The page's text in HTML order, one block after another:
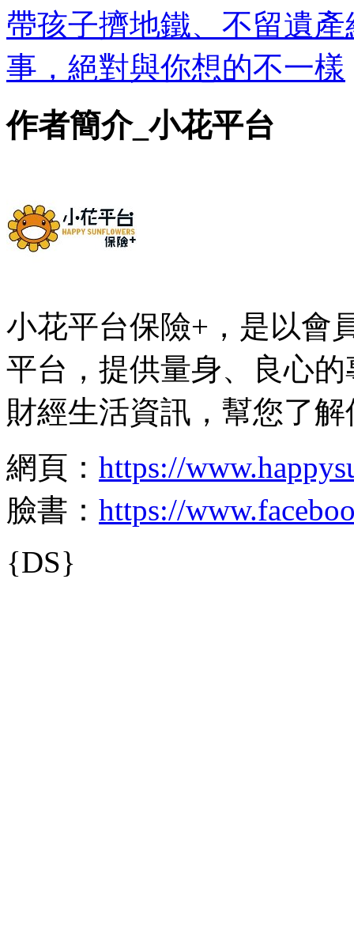
帶孩子擠地鐵、不留遺
事，絕對與你想的不一樣
作者簡介_小花平台
小花平台保險+，是以會
平台，提供量身、良心
財經生活資訊，幫您了
網頁： https://
臉書： https://
{DS}